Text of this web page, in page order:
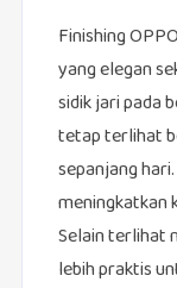
Finishing
yang elegan
sidik jari pada
tetap terlihat
sepanjang
meningkatkan
Selain terlihat
lebih praktis